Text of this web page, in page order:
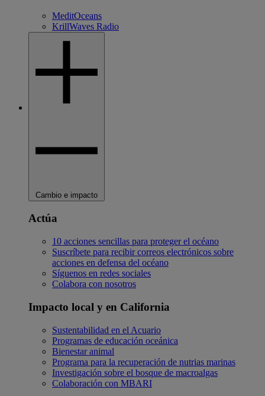
MeditOceans
KrillWaves Radio
Cambio e impacto
Actúa
10 acciones sencillas para proteger el océano
Suscríbete para recibir correos electrónicos sobre
acciones en defensa del océano
Síguenos en redes sociales
Colabora con nosotros
Impacto local y en California
Sustentabilidad en el Acuario
Programas de educación oceánica
Bienestar animal
Programa para la recuperación de nutrias marinas
Investigación sobre el bosque de macroalgas
Colaboración con MBARI